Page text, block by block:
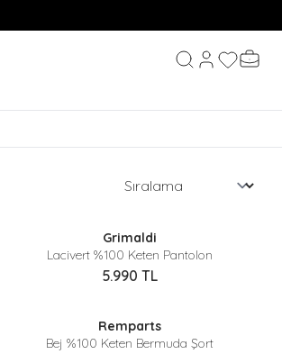
Hesabım
Favorilerim
Grimaldi
Lacivert %100 Keten Pantolon
5.990 TL
Remparts
Bej %100 Keten Bermuda Şort